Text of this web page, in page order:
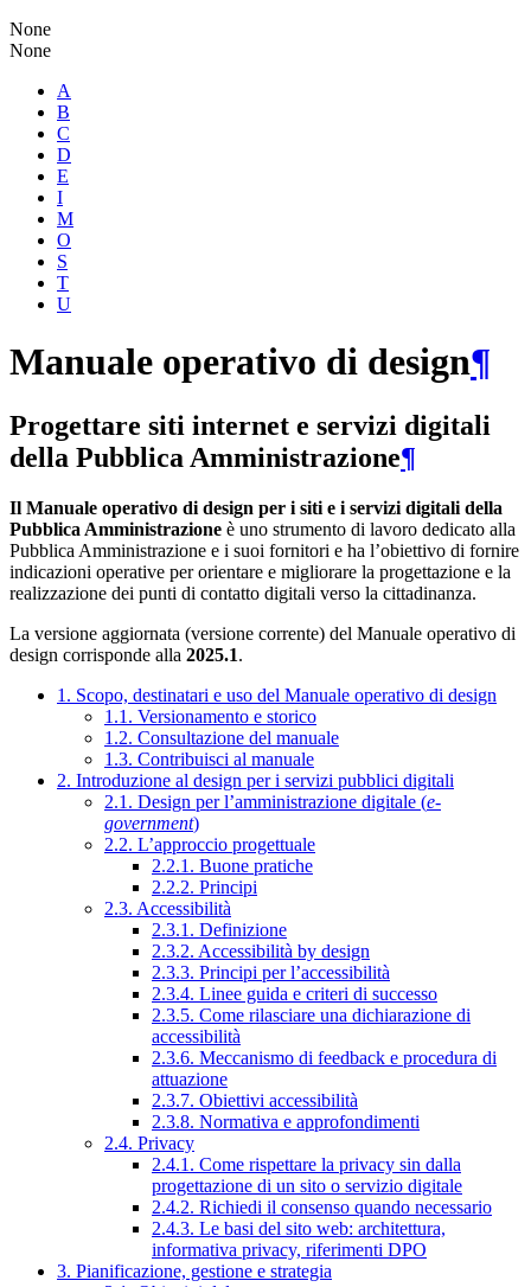
None
None
A
B
C
D
E
I
M
O
S
T
U
Manuale operativo di design¶
Progettare siti internet e servizi digitali
della Pubblica Amministrazione¶
Il Manuale operativo di design per i siti e i servizi digitali della
Pubblica Amministrazione è uno strumento di lavoro dedicato alla
Pubblica Amministrazione e i suoi fornitori e ha l’obiettivo di fornire
indicazioni operative per orientare e migliorare la progettazione e la
realizzazione dei punti di contatto digitali verso la cittadinanza.
La versione aggiornata (versione corrente) del Manuale operativo di
design corrisponde alla 2025.1.
1. Scopo, destinatari e uso del Manuale operativo di design
1.1. Versionamento e storico
1.2. Consultazione del manuale
1.3. Contribuisci al manuale
2. Introduzione al design per i servizi pubblici digitali
2.1. Design per l’amministrazione digitale (e-
government)
2.2. L’approccio progettuale
2.2.1. Buone pratiche
2.2.2. Principi
2.3. Accessibilità
2.3.1. Definizione
2.3.2. Accessibilità by design
2.3.3. Principi per l’accessibilità
2.3.4. Linee guida e criteri di successo
2.3.5. Come rilasciare una dichiarazione di
accessibilità
2.3.6. Meccanismo di feedback e procedura di
attuazione
2.3.7. Obiettivi accessibilità
2.3.8. Normativa e approfondimenti
2.4. Privacy
2.4.1. Come rispettare la privacy sin dalla
progettazione di un sito o servizio digitale
2.4.2. Richiedi il consenso quando necessario
2.4.3. Le basi del sito web: architettura,
informativa privacy, riferimenti DPO
3. Pianificazione, gestione e strategia